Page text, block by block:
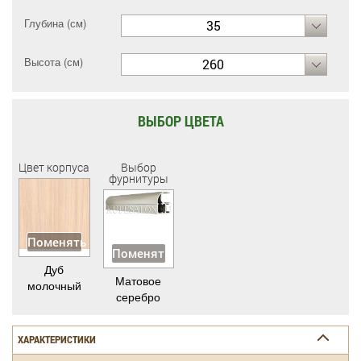
Глубина (см) 35
Высота (см) 260
ВЫБОР ЦВЕТА
Цвет корпуса
Поменять
Дуб
молочный
Выбор
фурнитуры
Поменять
Матовое
серебро
ХАРАКТЕРИСТИКИ